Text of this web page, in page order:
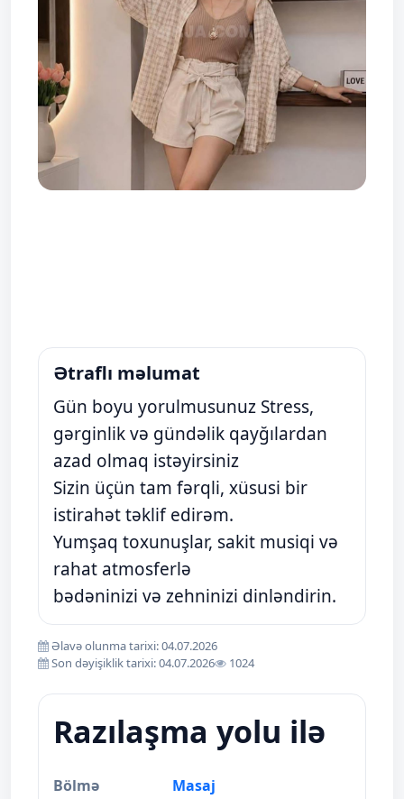
Ətraflı məlumat
Gün boyu yorulmusunuz Stress,
gərginlik və gündəlik qayğılardan
azad olmaq istəyirsiniz
Sizin üçün tam fərqli, xüsusi bir
istirahət təklif edirəm.
Yumşaq toxunuşlar, sakit musiqi və
rahat atmosferlə
bədəninizi və zehninizi dinləndirin.
Əlavə olunma tarixi: 04.07.2026
Son dəyişiklik tarixi: 04.07.2026
1024
Razılaşma yolu ilə
Bölmə Masaj